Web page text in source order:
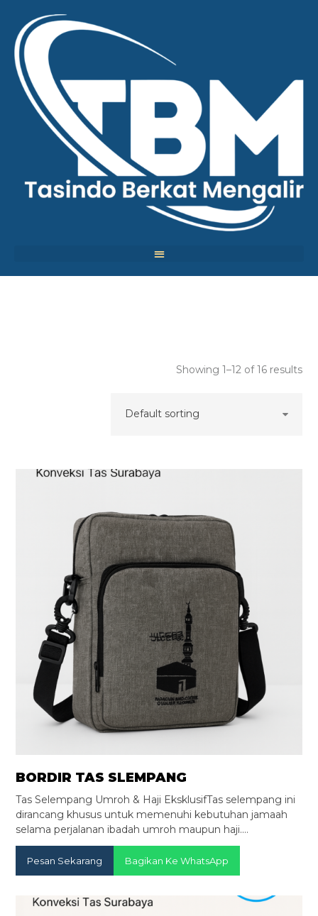
Showing 1–12 of 16 results
BORDIR TAS SLEMPANG
Tas Selempang Umroh & Haji EksklusifTas selempang ini
dirancang khusus untuk memenuhi kebutuhan jamaah
selama perjalanan ibadah umroh maupun haji.…
Pesan Sekarang Bagikan Ke WhatsApp